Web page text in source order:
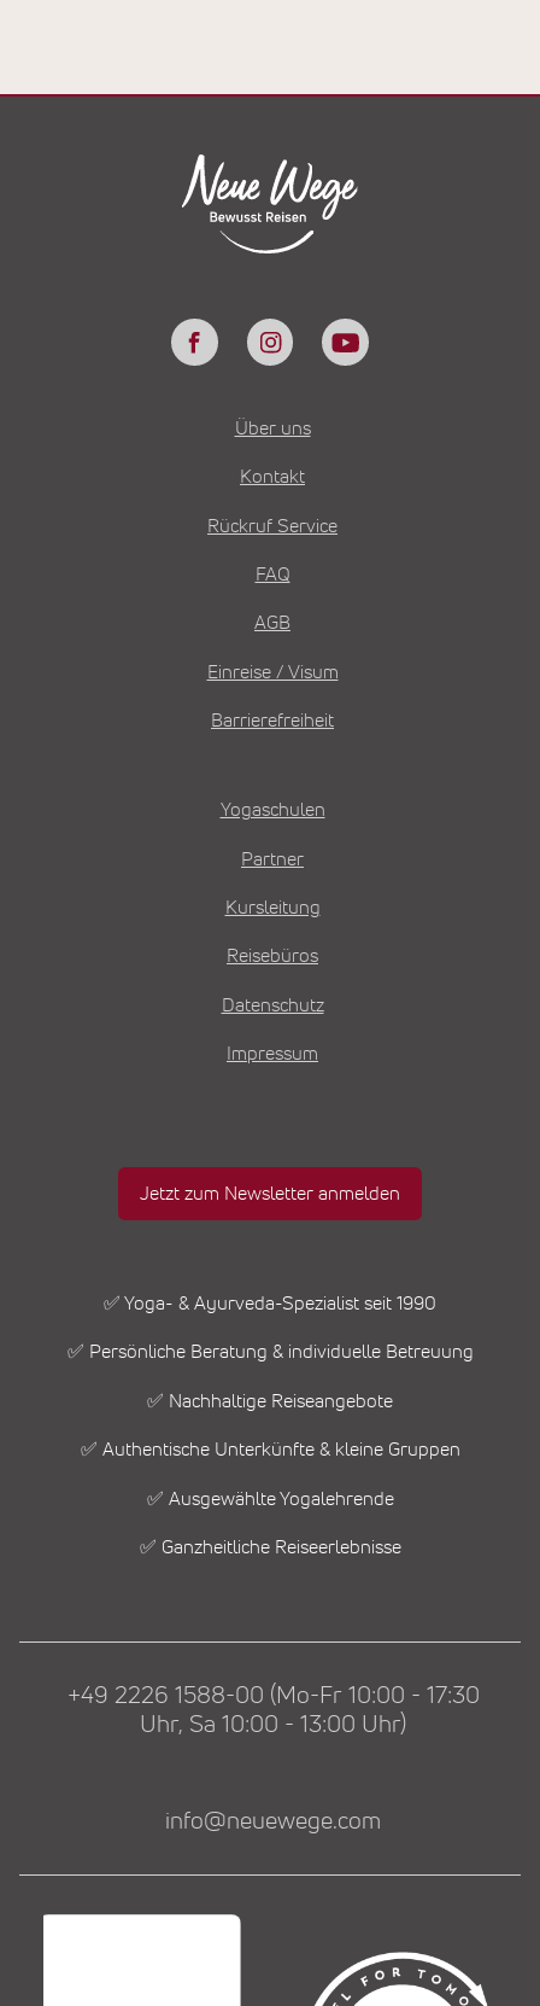
Über uns
Kontakt
Rückruf Service
FAQ
AGB
Einreise / Visum
Barrierefreiheit
Yogaschulen
Partner
Kursleitung
Reisebüros
Datenschutz
Impressum
Jetzt zum Newsletter anmelden
✅ Yoga- & Ayurveda-Spezialist seit 1990
✅ Persönliche Beratung & individuelle Betreuung
✅ Nachhaltige Reiseangebote
✅ Authentische Unterkünfte & kleine Gruppen
✅ Ausgewählte Yogalehrende
✅ Ganzheitliche Reiseerlebnisse
+49 2226 1588-00 (Mo-Fr 10:00 - 17:30
Uhr, Sa 10:00 - 13:00 Uhr)
info@neuewege.com